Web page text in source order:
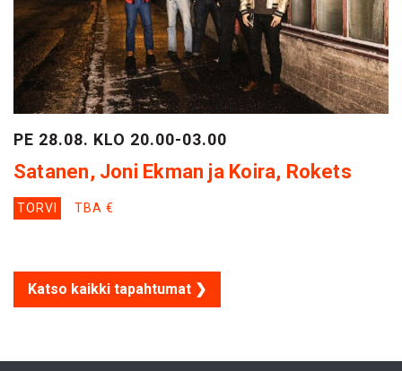
PE 28.08. KLO 20.00-03.00
Satanen, Joni Ekman ja Koira, Rokets
TORVI TBA €
Katso kaikki tapahtumat ❯